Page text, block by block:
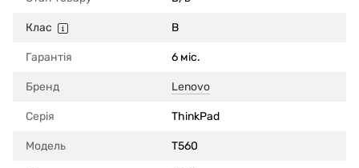
Клас B
Гарантія 6 міс.
Бренд Lenovo
Серія ThinkPad
Модель T560